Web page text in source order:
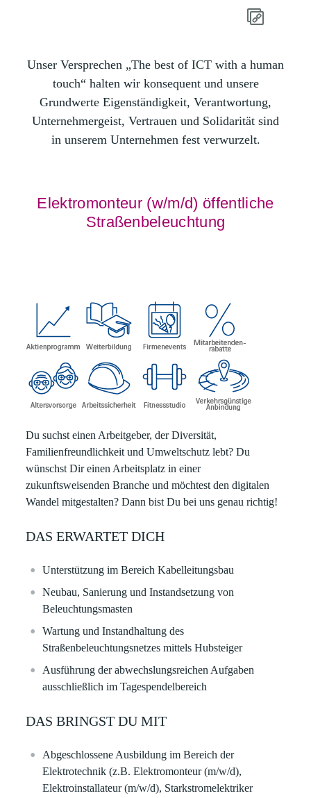
Unser Versprechen „The best of ICT with a human
touch“ halten wir konsequent und unsere
Grundwerte Eigenständigkeit, Verantwortung,
Unternehmergeist, Vertrauen und Solidarität sind
in unserem Unternehmen fest verwurzelt.
Elektromonteur (w/m/d) öffentliche
Straßenbeleuchtung
Du suchst einen Arbeitgeber, der Diversität,
Familienfreundlichkeit und Umweltschutz lebt? Du
wünschst Dir einen Arbeitsplatz in einer
zukunftsweisenden Branche und möchtest den digitalen
Wandel mitgestalten? Dann bist Du bei uns genau richtig!
DAS ERWARTET DICH
Unterstützung im Bereich Kabelleitungsbau
Neubau, Sanierung und Instandsetzung von
Beleuchtungsmasten
Wartung und Instandhaltung des
Straßenbeleuchtungsnetzes mittels Hubsteiger
Ausführung der abwechslungsreichen Aufgaben
ausschließlich im Tagespendelbereich
DAS BRINGST DU MIT
Abgeschlossene Ausbildung im Bereich der
Elektrotechnik (z.B. Elektromonteur (m/w/d),
Elektroinstallateur (m/w/d), Starkstromelektriker